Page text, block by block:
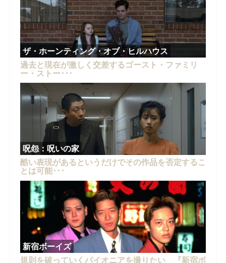
ザ・ホーンティング・オブ・ヒルハウス
過去と現在が激しく交差するゴースト・ファミリ
ー・ストー･･･
呪怨：呪いの家
酷い表現があるというだけでその作品を否定するこ
とは可能･･･
新宿ボーイズ
規則を破っていくパイオニアを撮りたい 『新宿ボ